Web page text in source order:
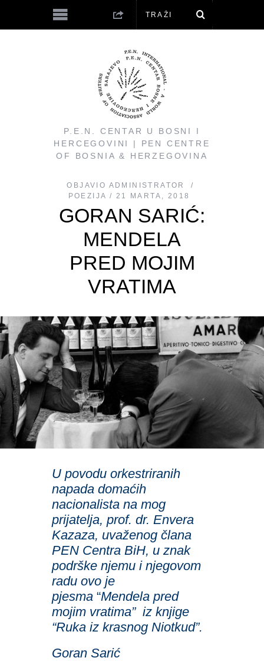
P.E.N. CENTAR U BOSNI I
HERCEGOVINI | PEN CENTRE
OF BOSNIA & HERZEGOVINA
OBJAVIO ADMINISTRATOR
POEZIJA
21 MARTA, 2018
GORAN SARIĆ:
MENDELA
PRED MOJIM
VRATIMA
U povodu orkestriranih
napada domaćih
nacionalista na mog
prijatelja, prof. dr. Envera
Kazaza, uvaženog člana
PEN Centra BiH, u znak
podrške njemu i njegovom
radu ovo je
pjesma“Mendela pred
mojim vratima” iz knjige
“Ruka iz krasnog Niotkud”.
Goran Sarić